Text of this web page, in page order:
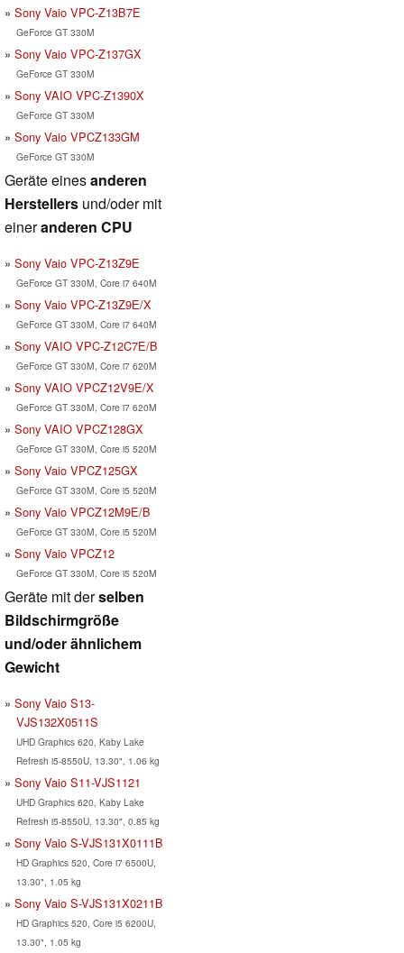
Sony Vaio VPC-Z13B7E
GeForce GT 330M
Sony Vaio VPC-Z137GX
GeForce GT 330M
Sony VAIO VPC-Z1390X
GeForce GT 330M
Sony Vaio VPCZ133GM
GeForce GT 330M
Geräte einesanderen
Herstellers und/oder mit
eineranderen CPU
Sony Vaio VPC-Z13Z9E
GeForce GT 330M, Core i7 640M
Sony Vaio VPC-Z13Z9E/X
GeForce GT 330M, Core i7 640M
Sony VAIO VPC-Z12C7E/B
GeForce GT 330M, Core i7 620M
Sony VAIO VPCZ12V9E/X
GeForce GT 330M, Core i7 620M
Sony VAIO VPCZ128GX
GeForce GT 330M, Core i5 520M
Sony Vaio VPCZ125GX
GeForce GT 330M, Core i5 520M
Sony Vaio VPCZ12M9E/B
GeForce GT 330M, Core i5 520M
Sony Vaio VPCZ12
GeForce GT 330M, Core i5 520M
Geräte mit derselben
Bildschirmgröße
und/oder ähnlichem
Gewicht
Sony Vaio S13-
VJS132X0511S
UHD Graphics 620, Kaby Lake
Refresh i5-8550U, 13.30", 1.06 kg
Sony Vaio S11-VJS1121
UHD Graphics 620, Kaby Lake
Refresh i5-8550U, 13.30", 0.85 kg
Sony Vaio S-VJS131X0111B
HD Graphics 520, Core i7 6500U,
13.30", 1.05 kg
Sony Vaio S-VJS131X0211B
HD Graphics 520, Core i5 6200U,
13.30", 1.05 kg